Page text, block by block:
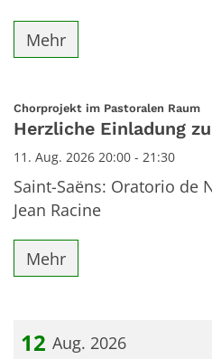
Mehr
Chorprojekt im Pastoralen Raum:
Herzliche Einladung
11. Aug. 2026 20:00 - 21:30
Saint-Saëns: Oratorio de
Jean Racine
Mehr
12 Aug. 2026